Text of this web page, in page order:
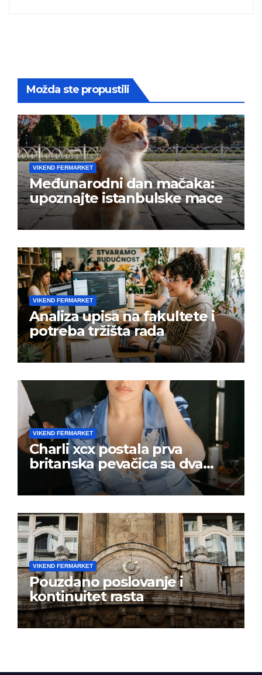
Možda ste propustili
VIKEND FERMARKET
Međunarodni dan mačaka:
upoznajte istanbulske mace
VIKEND FERMARKET
Analiza upisa na fakultete i
potreba tržišta rada
VIKEND FERMARKET
Charli xcx postala prva
britanska pevačica sa dva
albuma na prvom mestu u
istoj kalendarskoj godini
VIKEND FERMARKET
Pouzdano poslovanje i
kontinuitet rasta